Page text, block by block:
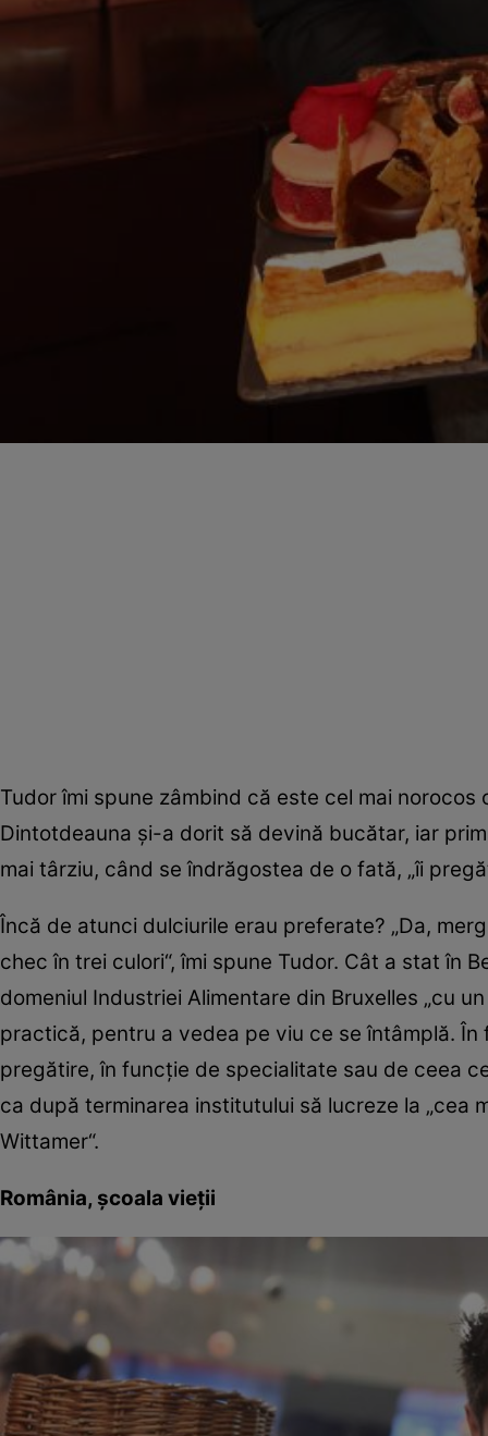
Tudor îmi spune zâmbind că este cel mai
Dintotdeauna şi-a dorit să devină bucătar, iar
mai târziu, când se îndrăgostea de o fată, „îi
Încă de atunci dulciurile erau preferate? „Da,
chec în trei culori“, îmi spune Tudor. Cât a stat în
domeniul Industriei Alimentare din Bruxelles „cu
practică, pentru a vedea pe viu ce se întâmplă.
pregătire, în funcţie de specialitate sau de ceea
ca după terminarea institutului să lucreze la „cea
Wittamer“.
România, şcoala vieţii